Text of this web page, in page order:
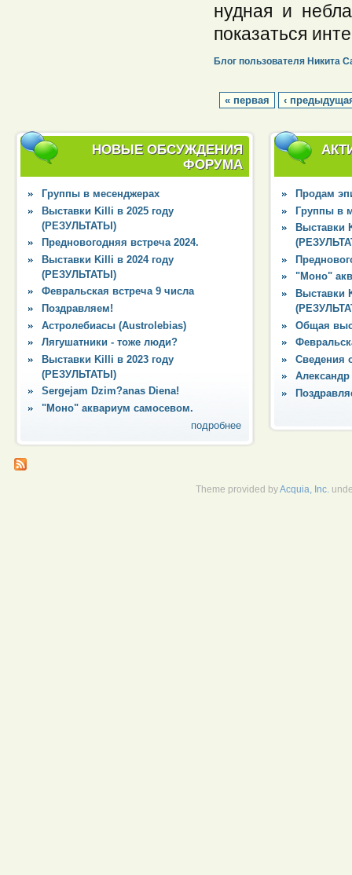
нудная и
показаться
Блог пользователя Никита
« первая ‹
НОВЫЕ ОБСУЖДЕНИЯ
ФОРУМА
Группы в месенджерах
Выставки Killi в 2025 году
(РЕЗУЛЬТАТЫ)
Предновогодняя встреча 2024.
Выставки Killi в 2024 году
(РЕЗУЛЬТАТЫ)
Февральская встреча 9 числа
Поздравляем!
Астролебиасы (Austrolebias)
Лягушатники - тоже люди?
Выставки Killi в 2023 году
(РЕЗУЛЬТАТЫ)
Sergejam Dzim?anas Diena!
"Моно" аквариум самосевом.
подробнее
Продам
Группы в
Выставки
"Моно"
Выставки
Общая
Сведения
Theme provided byAcquia, Inc.